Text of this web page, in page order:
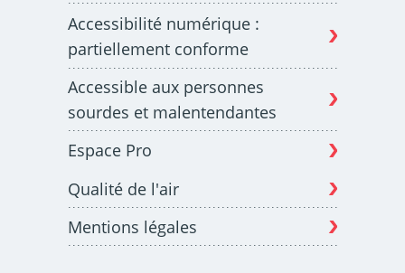
Accessibilité numérique :
partiellement conforme
Accessible aux personnes
sourdes et malentendantes
Espace Pro
Qualité de l'air
Mentions légales